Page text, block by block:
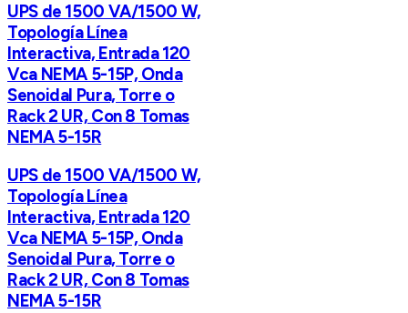
UPS de 1500 VA/1500 W,
Topología Línea
Interactiva, Entrada 120
Vca NEMA 5-15P, Onda
Senoidal Pura, Torre o
Rack 2 UR, Con 8 Tomas
NEMA 5-15R
UPS de 1500 VA/1500 W,
Topología Línea
Interactiva, Entrada 120
Vca NEMA 5-15P, Onda
Senoidal Pura, Torre o
Rack 2 UR, Con 8 Tomas
NEMA 5-15R